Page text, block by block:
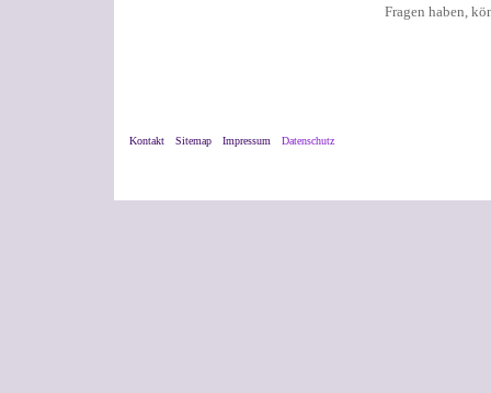
Fragen haben,
Kontakt Sitemap Impressum Datenschutz